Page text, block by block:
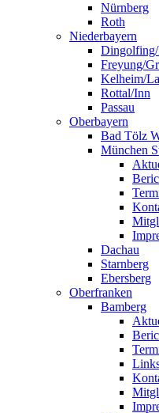
Nürnberg
Roth
Niederbayern
Dingolfing/
Freyung/
Kelheim/
Rottal/Inn
Passau
Oberbayern
Bad Tölz
München
Dachau
Starnberg
Ebersberg
Oberfranken
Bamberg